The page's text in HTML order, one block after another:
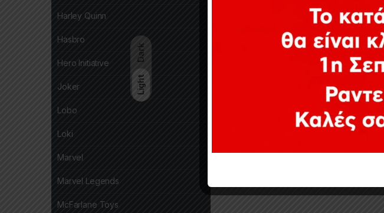
Dark
Light
Harley Quinn
Hasbro
Hero Initiative
Joker
Lobo
Loki
Marvel
Marvel Legends
McFarlane Toys